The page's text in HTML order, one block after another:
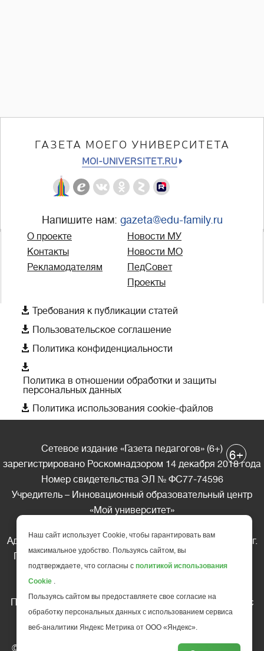
ГАЗЕТА МОЕГО УНИВЕРСИТЕТА
MOI-UNIVERSITET.RU
Напишите нам: gazeta@edu-family.ru
О проекте
Контакты
Рекламодателям
Новости МУ
Новости МО
ПедСовет
Проекты
 Требования к публикации статей
 Пользовательское соглашение
 Политика конфиденциальности

Политика в отношении обработки и защиты
персональных данных
 Политика использования cookie-файлов
Сетевое издание «Газета педагогов» (6+)
зарегистрировано Роскомнадзором 14 декабря 2018 года
Номер свидетельства ЭЛ № ФС77-74596
Учредитель – Инновационный образовательный центр
«Мой университет»
Адрес редакции: 185035 Россия, Республика Карелия, г.
Петрозаводск, ул. Фридриха Энгельса д.10, офис 211
Телефон редакции: +7 (499) 685-10-45
Перепечатка материалов газеты допускается только c
письменного разрешения редакции
Ссылка на «Газету педагогов» обязательна.
© АНО ДПО "Инновационный образовательный центр
6+
Наш сайт использует Cookie, чтобы гарантировать вам
максимальное удобство. Пользуясь сайтом, вы
подтверждаете, что согласны с политикой использования
Cookie .
Пользуясь сайтом вы предоставляете свое согласие на
обработку персональных данных с использованием сервиса
веб-аналитики Яндекс Метрика от ООО «Яндекс».